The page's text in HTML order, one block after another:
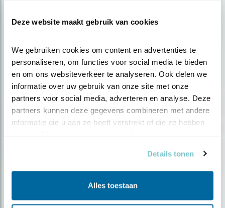
Deze website maakt gebruik van cookies
We gebruiken cookies om content en advertenties te
personaliseren, om functies voor social media te bieden
en om ons websiteverkeer te analyseren. Ook delen we
informatie over uw gebruik van onze site met onze
partners voor social media, adverteren en analyse. Deze
partners kunnen deze gegevens combineren met andere
informatie die u aan ze heeft verstrekt of die ze hebben
Details tonen
Alles toestaan